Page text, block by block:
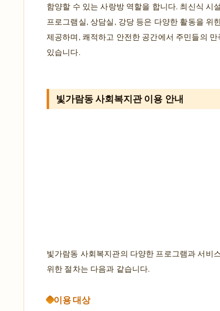
함양할 수 있는 사랑방 역할을 합니다. 최신식 시
프로그램실, 상담실, 강당 등은 다양한 활동을 위
제공하며, 쾌적하고 안전한 공간에서 주민들의
있습니다.
빛가람동 사회복지관 이용 안내
빛가람동 사회복지관의 다양한 프로그램과 서비
위한 절차는 다음과 같습니다.
이용 대상